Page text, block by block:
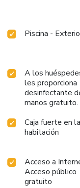
Piscina -
A los
les proporciona
desinfectante
manos gratuito.
Caja fuerte en la
habitación
Acceso a
Acceso público
gratuito